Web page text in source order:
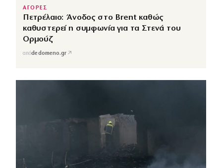
ΑΓΟΡΕΣ
Πετρέλαιο: Άνοδος στο Brent καθώς
καθυστερεί η συμφωνία για τα Στενά του
Ορμούζ
απόdedomeno.gr ↗